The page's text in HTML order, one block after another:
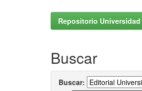
Repositorio Universidad
Buscar
Buscar: